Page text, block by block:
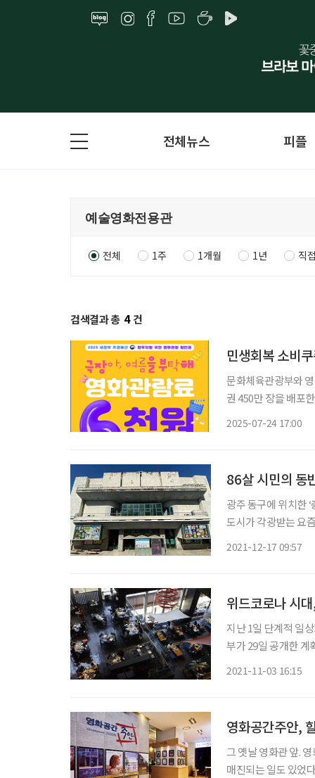
전체뉴스 피플
전체 1주 1개월 1년 직
검색결과 총 4 건
민생회복 소비
문화체육관광부와
권 450만 장을 배포
2025-07-24 17:00
86살 시민의 동
광주 동구에 위치한
도시가 각광받는 요
2021-12-17 09:57
위드코로나 시
지난 1일 단계적 일
부가 29일 공개한 계
2021-11-03 16:15
영화공간주안,
그 옛날 영화관 앞.
매진되는 일도 있었